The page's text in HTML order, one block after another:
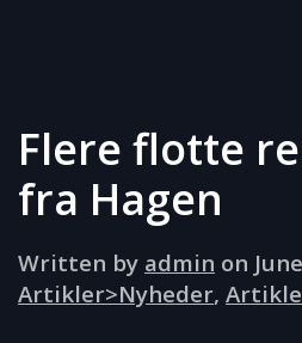
Flere flotte
fra Hagen
Written by admin on
Artikler>Nyheder,